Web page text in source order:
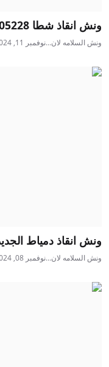
ونش انقاذ شطا 01003005228
ونش السلامه لان...نوفمبر 11, 2024
ونش انقاذ دمياط الجديده
ونش السلامه لان...نوفمبر 08, 2024